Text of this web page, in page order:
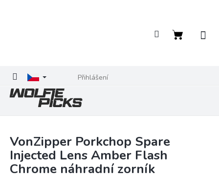
Přihlášení
Nákupní
VonZipper Porkchop Spare
Injected Lens Amber Flash
Chrome náhradní zorník